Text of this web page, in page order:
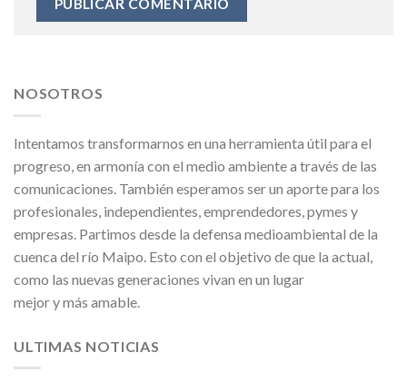
NOSOTROS
Intentamos transformarnos en una herramienta útil para el
progreso, en armonía con el medio ambiente a través de las
comunicaciones. También esperamos ser un aporte para los
profesionales, independientes, emprendedores, pymes y
empresas. Partimos desde la defensa medioambiental de la
cuenca del río Maipo. Esto con el objetivo de que la actual,
como las nuevas generaciones vivan en un lugar
mejor y más amable.
ULTIMAS NOTICIAS